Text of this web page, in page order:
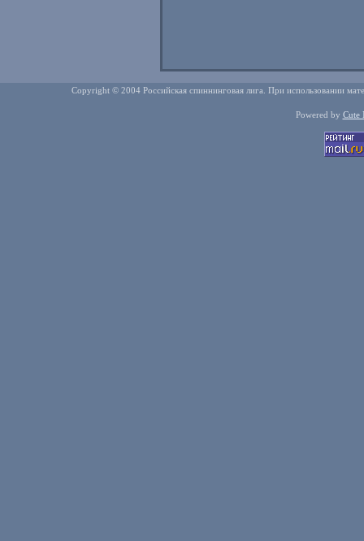
Copyright © 2004 Российская спиннинговая лига. При использовании
Powered by Cute